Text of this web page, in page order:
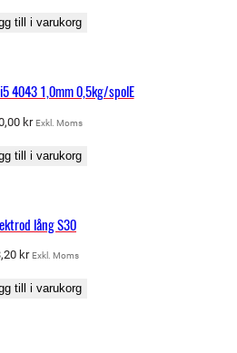
till i varukorg
4043 1,0mm 0,5kg/spolE
kr Exkl. Moms
till i varukorg
lång S30
kr Exkl. Moms
till i varukorg